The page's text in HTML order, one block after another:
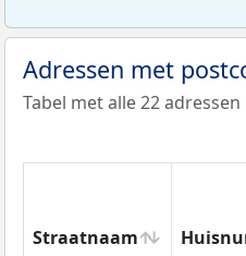
Adressen met
Tabel met alle 22
Straatnaam